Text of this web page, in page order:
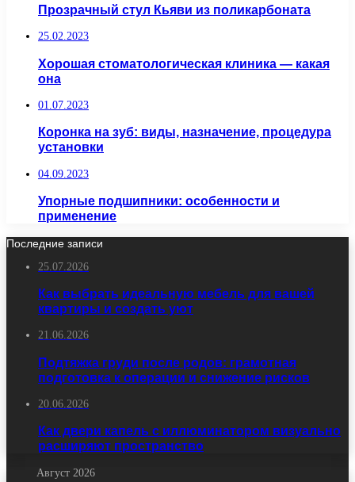
Прозрачный стул Кьяви из поликарбоната
25.02.2023
Хорошая стоматологическая клиника — какая
она
01.07.2023
Коронка на зуб: виды, назначение, процедура
установки
04.09.2023
Упорные подшипники: особенности и
применение
Последние записи
25.07.2026
Как выбрать идеальную мебель для вашей
квартиры и создать уют
21.06.2026
Подтяжка груди после родов: грамотная
подготовка к операции и снижение рисков
20.06.2026
Как двери капель с иллюминатором визуально
расширяют пространство
Август 2026